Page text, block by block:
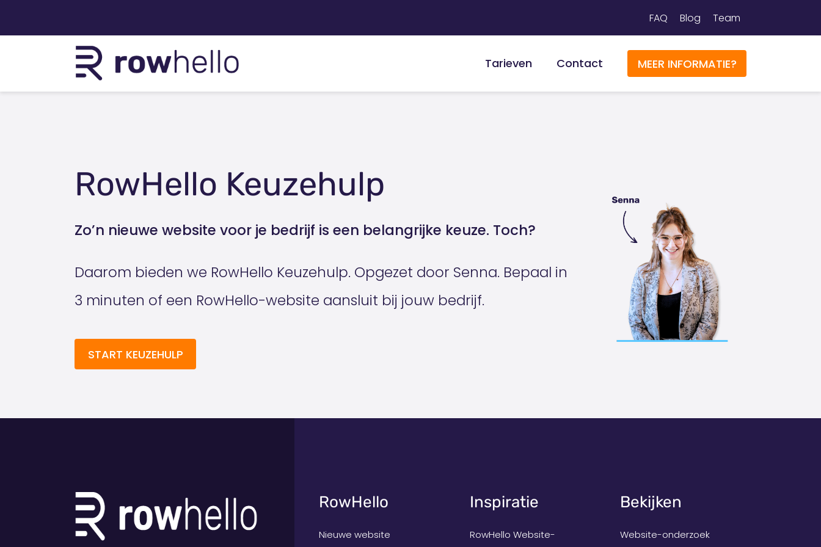
FAQ Blog Team
Tarieven Contact MEER INFORMATIE?
RowHello Keuzehulp
Zo’n nieuwe website voor je bedrijf is een belangrijke keuze. Toch?
Daarom bieden we RowHello Keuzehulp. Opgezet door Senna. Bepaal in
3 minuten of een RowHello-website aansluit bij jouw bedrijf.
START KEUZEHULP
RowHello
Nieuwe website
Inspiratie
RowHello Website-
Bekijken
Website-onderzoek